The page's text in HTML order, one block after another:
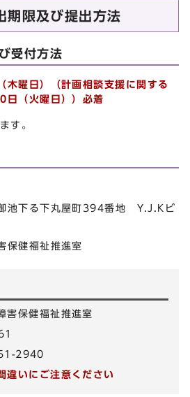
限及び提出方法
受付方法
曜日）（計画相談支援に関する
日（火曜日））必着
す。
池下る下丸屋町394番地 Y.J.Kビ
保健福祉推進室
害保健福祉推進室
2940
違いにご注意ください